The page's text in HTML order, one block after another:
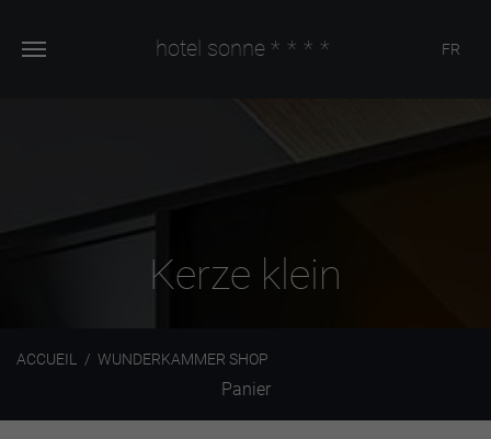
hotel sonne **** FR
Kerze klein
ACCUEIL WUNDERKAMMER SHOP
Panier